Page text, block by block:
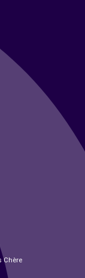
Chère